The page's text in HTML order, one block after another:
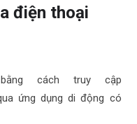
điện thoại
cách truy cập
ứng dụng di động có